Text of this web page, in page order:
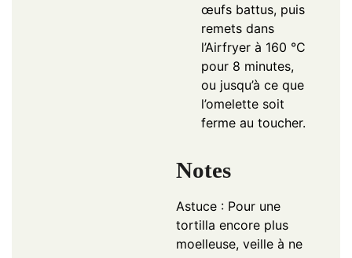
œufs battus, puis
remets dans
l’Airfryer à 160 °C
pour 8 minutes,
ou jusqu’à ce que
l’omelette soit
ferme au toucher.
Notes
Astuce : Pour une
tortilla encore plus
moelleuse, veille à ne